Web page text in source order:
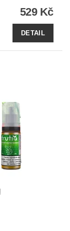
529 Kč
DETAIL